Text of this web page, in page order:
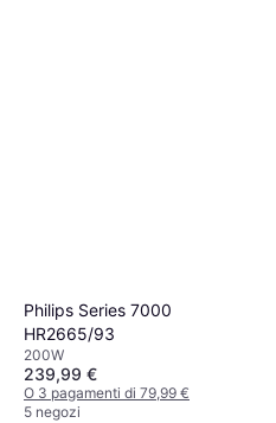
Philips Series 7000
HR2665/93
200W
239,99 €
O 3 pagamenti di 79,99 €
5 negozi